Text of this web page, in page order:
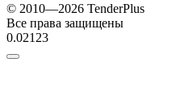
© 2010—2026 TenderPlus
Все права защищены
0.02123